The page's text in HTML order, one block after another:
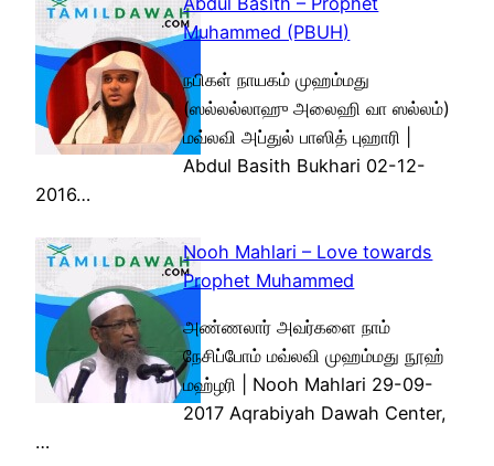
Muhammed (PBUH)
நபிகள் நாயகம் முஹம்மது
(ஸல்லல்லாஹு அலைஹி வா ஸல்லம்)
மவ்லவி அப்துல் பாஸித் புஹாரி |
Abdul Basith Bukhari 02-12-
2016…
Nooh Mahlari – Love towards
Prophet Muhammed
அண்ணலார் அவர்களை நாம்
நேசிப்போம் மவ்லவி முஹம்மது நூஹ்
மஹ்ழரி | Nooh Mahlari 29-09-
2017 Aqrabiyah Dawah Center,
…